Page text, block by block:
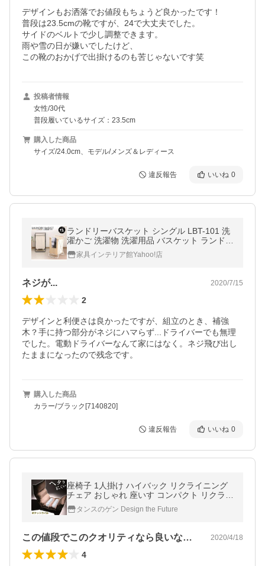
デザインもお洒落でお値段もちょうど良かったです！
普段は23.5cmの靴ですが、24で大丈夫でした。
サイドのベルトで少し調整できます。
雨や雪の日が嫌いでしたけど、
この靴のおかげで出掛けるのも苦じゃないです笑
投稿者情報
女性/30代
普段履いているサイズ：23.5cm
購入した商品
サイズ/24.0cm、モデル/メンズ＆レディース
違反報告 いいね 0
ランドリーバスケット シングル LBT-101 洗
濯かご 洗濯物 洗濯用品 バスケット ランドリ
ー用品 一人暮らし
家具インテリア館Yahoo!店
ネジが... 2020/7/15
2
デザインと利便さは良かったですが、組立のとき、補強
木？手に持つ部分がネジにハマらず...ドライバーでも無理
でした。電動ドライバーなんて家にはなく。ネジ飛び出し
たままになったので残念です。
購入した商品
カラー/ブラック[7140820]
違反報告 いいね 0
座椅子 1人掛け ハイバック リクライニング
チェア おしゃれ 座いす コンパクト リクライ
ニング ポケットコイル 一人暮らし リビング
椅子タンスのゲン Design the Future
この値段でこのクオリティなら良いなと思… 2020/4/18
4